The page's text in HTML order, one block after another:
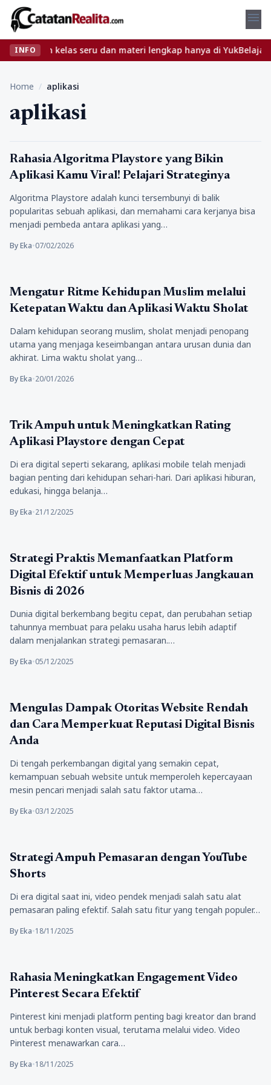
menu
INFOkelas seru dan materi lengkap hanya di
Home / aplikasi
aplikasi
aplikasi
Rahasia Algoritma Playstore yang Bikin
Aplikasi Kamu Viral! Pelajari Strateginya
Algoritma Playstore adalah kunci tersembunyi di balik
popularitas sebuah aplikasi, dan memahami cara kerjanya bisa
menjadi pembeda antara aplikasi yang…
By Eka•07/02/2026
aplikasi
Mengatur Ritme Kehidupan Muslim melalui
Ketepatan Waktu dan Aplikasi Waktu Sholat
Dalam kehidupan seorang muslim, sholat menjadi penopang
utama yang menjaga keseimbangan antara urusan dunia dan
akhirat. Lima waktu sholat yang…
By Eka•20/01/2026
aplikasi
Trik Ampuh untuk Meningkatkan Rating
Aplikasi Playstore dengan Cepat
Di era digital seperti sekarang, aplikasi mobile telah menjadi
bagian penting dari kehidupan sehari-hari. Dari aplikasi hiburan,
edukasi, hingga belanja…
By Eka•21/12/2025
aplikasi
Strategi Praktis Memanfaatkan Platform
Digital Efektif untuk Memperluas Jangkauan
Bisnis di 2026
Dunia digital berkembang begitu cepat, dan perubahan setiap
tahunnya membuat para pelaku usaha harus lebih adaptif
dalam menjalankan strategi pemasaran.…
By Eka•05/12/2025
aplikasi
Mengulas Dampak Otoritas Website Rendah
dan Cara Memperkuat Reputasi Digital Bisnis
Anda
Di tengah perkembangan digital yang semakin cepat,
kemampuan sebuah website untuk memperoleh kepercayaan
mesin pencari menjadi salah satu faktor utama…
By Eka•03/12/2025
aplikasi
Strategi Ampuh Pemasaran dengan YouTube
Shorts
Di era digital saat ini, video pendek menjadi salah satu alat
pemasaran paling efektif. Salah satu fitur yang tengah populer…
By Eka•18/11/2025
aplikasi
Rahasia Meningkatkan Engagement Video
Pinterest Secara Efektif
Pinterest kini menjadi platform penting bagi kreator dan brand
untuk berbagi konten visual, terutama melalui video. Video
Pinterest menawarkan cara…
By Eka•18/11/2025